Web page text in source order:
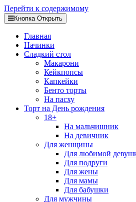
Перейти к содержимому
Кнопка Открыть
Главная
Начинки
Сладкий стол
Макарони
Кейкпопсы
Капкейки
Бенто торты
На пасху
Торт на День рождения
18+
На мальчишник
На девичник
Для женщины
Для любимой
Для подруги
Для жены
Для мамы
Для бабушки
Для мужчины